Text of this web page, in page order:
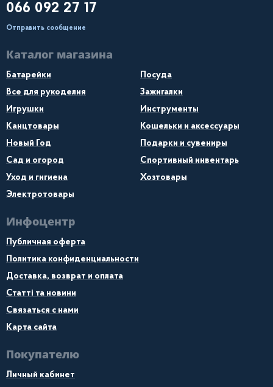
066 092 27 17
Отправить сообщение
Каталог магазина
Батарейки
Посуда
Все для рукоделия
Зажигалки
Игрушки
Инструменты
Канцтовары
Кошельки и аксессуары
Новый Год
Подарки и сувениры
Сад и огород
Спортивный инвентарь
Уход и гигиена
Хозтовары
Электротовары
Инфоцентр
Публичная оферта
Политика конфиденциальности
Доставка, возврат и оплата
Статті та новини
Связаться с нами
Карта сайта
Покупателю
Личный кабинет